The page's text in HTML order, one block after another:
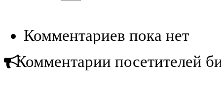
Комментариев пока нет
Комментарии посетителей